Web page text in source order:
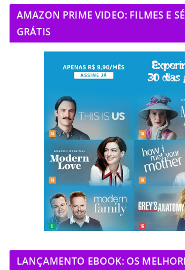
AMAZON PRIME VIDEO: FILMES E
GRÁTIS
LANÇAMENTO EBOOK: OS